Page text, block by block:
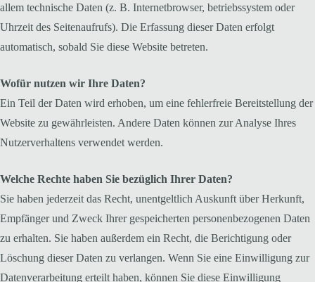
allem technische Daten (z. B. Internetbrowser, betriebssystem oder
Uhrzeit des Seitenaufrufs). Die Erfassung dieser Daten erfolgt
automatisch, sobald Sie diese Website betreten.
Wofür nutzen wir Ihre Daten?
Ein Teil der Daten wird erhoben, um eine fehlerfreie Bereitstellung der
Website zu gewährleisten. Andere Daten können zur Analyse Ihres
Nutzerverhaltens verwendet werden.
Welche Rechte haben Sie bezüglich Ihrer Daten?
Sie haben jederzeit das Recht, unentgeltlich Auskunft über Herkunft,
Empfänger und Zweck Ihrer gespeicherten personenbezogenen Daten
zu erhalten. Sie haben außerdem ein Recht, die Berichtigung oder
Löschung dieser Daten zu verlangen. Wenn Sie eine Einwilligung zur
Datenverarbeitung erteilt haben, können Sie diese Einwilligung